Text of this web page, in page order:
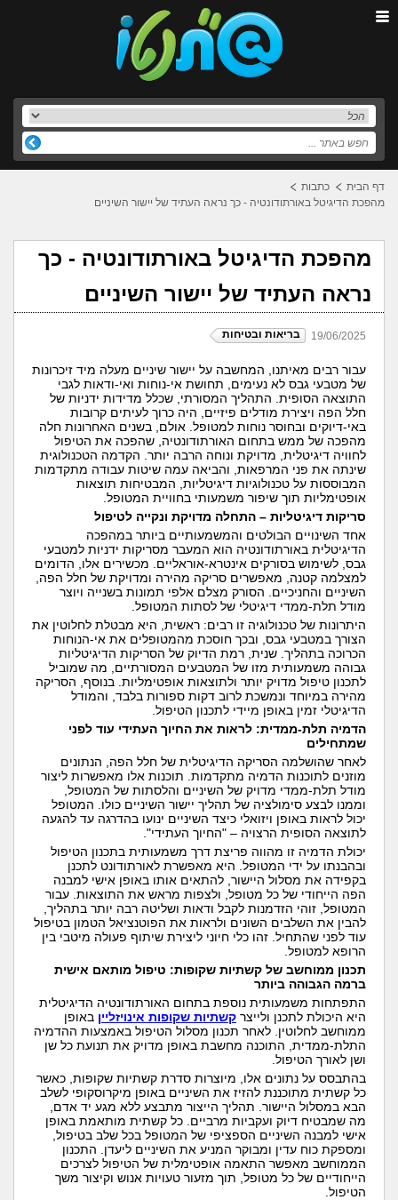
דף הבית
כתבות
מהפכת הדיגיטל באורתודונטיה - כך נראה העתיד של יישור השיניים
מהפכת הדיגיטל באורתודונטיה - כך
נראה העתיד של יישור השיניים
19/06/2025 בריאות ובטיחות
עבור רבים מאיתנו, המחשבה על יישור שיניים מעלה מיד זיכרונות
של מטבעי גבס לא נעימים, תחושת אי-נוחות ואי-ודאות לגבי
התוצאה הסופית. התהליך המסורתי, שכלל מדידות ידניות של
חלל הפה ויצירת מודלים פיזיים, היה כרוך לעיתים קרובות
באי-דיוקים ובחוסר נוחות למטופל. אולם, בשנים האחרונות חלה
מהפכה של ממש בתחום האורתודונטיה, שהפכה את הטיפול
לחוויה דיגיטלית, מדויקת ונוחה הרבה יותר. הקדמה הטכנולוגית
שינתה את פני המרפאות, והביאה עמה שיטות עבודה מתקדמות
המבוססות על טכנולוגיות דיגיטליות, המבטיחות תוצאות
אופטימליות תוך שיפור משמעותי בחוויית המטופל.
סריקות דיגיטליות – התחלה מדויקת ונקייה לטיפול
אחד השינויים הבולטים והמשמעותיים ביותר במהפכה
הדיגיטלית באורתודונטיה הוא המעבר מסריקות ידניות למטבעי
גבס, לשימוש בסורקים אינטרא-אוראליים. מכשירים אלו, הדומים
למצלמה קטנה, מאפשרים סריקה מהירה ומדויקת של חלל הפה,
השיניים והחניכיים. הסורק מצלם אלפי תמונות בשנייה ויוצר
מודל תלת-ממדי דיגיטלי של לסתות המטופל.
היתרונות של טכנולוגיה זו רבים: ראשית, היא מבטלת לחלוטין את
הצורך במטבעי גבס, ובכך חוסכת מהמטופלים את אי-הנוחות
הכרוכה בתהליך. שנית, רמת הדיוק של הסריקות הדיגיטליות
גבוהה משמעותית מזו של המטבעים המסורתיים, מה שמוביל
לתכנון טיפול מדויק יותר ולתוצאות אופטימליות. בנוסף, הסריקה
מהירה במיוחד ונמשכת לרוב דקות ספורות בלבד, והמודל
הדיגיטלי זמין באופן מיידי לתכנון הטיפול.
הדמיה תלת-ממדית: לראות את החיוך העתידי עוד לפני
שמתחילים
לאחר שהושלמה הסריקה הדיגיטלית של חלל הפה, הנתונים
מוזנים לתוכנות הדמיה מתקדמות. תוכנות אלו מאפשרות ליצור
מודל תלת-ממדי מדויק של השיניים והלסתות של המטופל,
וממנו לבצע סימולציה של תהליך יישור השיניים כולו. המטופל
יכול לראות באופן ויזואלי כיצד השיניים ינועו בהדרגה עד להגעה
לתוצאה הסופית הרצויה – "החיוך העתידי".
יכולת הדמיה זו מהווה פריצת דרך משמעותית בתכנון הטיפול
ובהבנתו על ידי המטופל. היא מאפשרת לאורתודונט לתכנן
בקפידה את מסלול היישור, להתאים אותו באופן אישי למבנה
הפה הייחודי של כל מטופל, ולצפות מראש את התוצאות. עבור
המטופל, זוהי הזדמנות לקבל ודאות ושליטה רבה יותר בתהליך,
להבין את השלבים השונים ולראות את הפוטנציאל הטמון בטיפול
עוד לפני שהתחיל. זהו כלי חיוני ליצירת שיתוף פעולה מיטבי בין
הרופא למטופל.
תכנון ממוחשב של קשתיות שקופות: טיפול מותאם אישית
ברמה הגבוהה ביותר
התפתחות משמעותית נוספת בתחום האורתודונטיה הדיגיטלית
היא היכולת לתכנן ולייצר קשתיות שקופות אינויזליין באופן
ממוחשב לחלוטין. לאחר תכנון מסלול הטיפול באמצעות ההדמיה
התלת-ממדית, התוכנה מחשבת באופן מדויק את תנועת כל שן
ושן לאורך הטיפול.
בהתבסס על נתונים אלו, מיוצרות סדרת קשתיות שקופות, כאשר
כל קשתית מתוכננת להזיז את השיניים באופן מיקרוסקופי לשלב
הבא במסלול היישור. תהליך הייצור מתבצע ללא מגע יד אדם,
מה שמבטיח דיוק ועקביות מרביים. כל קשתית מותאמת באופן
אישי למבנה השיניים הספציפי של המטופל בכל שלב בטיפול,
ומספקת כוח עדין ומבוקר המניע את השיניים ליעדן. התכנון
הממוחשב מאפשר התאמה אופטימלית של הטיפול לצרכים
הייחודיים של כל מטופל, תוך מזעור טעויות אנוש וקיצור משך
הטיפול.